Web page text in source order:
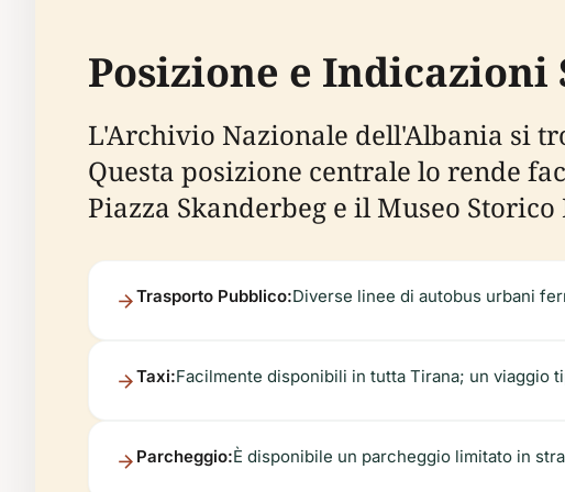
Posizione e
L'Archivio Nazionale dell'Albania si
Questa posizione centrale lo rende
Piazza Skanderbeg e il Museo
Trasporto Pubblico:Diverse linee di autobus urbani
Taxi:Facilmente disponibili in tutta Tirana; un viaggio
Parcheggio:È disponibile un parcheggio limitato in